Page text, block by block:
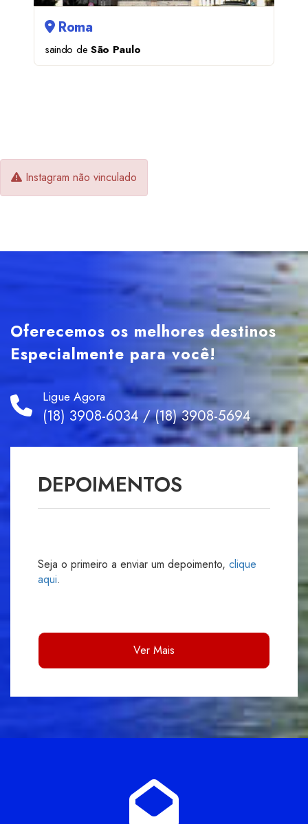
Roma
saindo de São Paulo
Instagram não vinculado
Oferecemos os melhores destinos
Especialmente para você!
Ligue Agora
(18) 3908-6034 / (18) 3908-5694
DEPOIMENTOS
Seja o primeiro a enviar um depoimento, clique
aqui.
Ver Mais